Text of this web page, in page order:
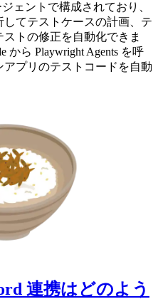
ェントで構成されており、
てテストケースの計画、テ
トの修正を自動化できま
から Playwright Agents を呼
プリのテストコードを自動
連携はどのよう